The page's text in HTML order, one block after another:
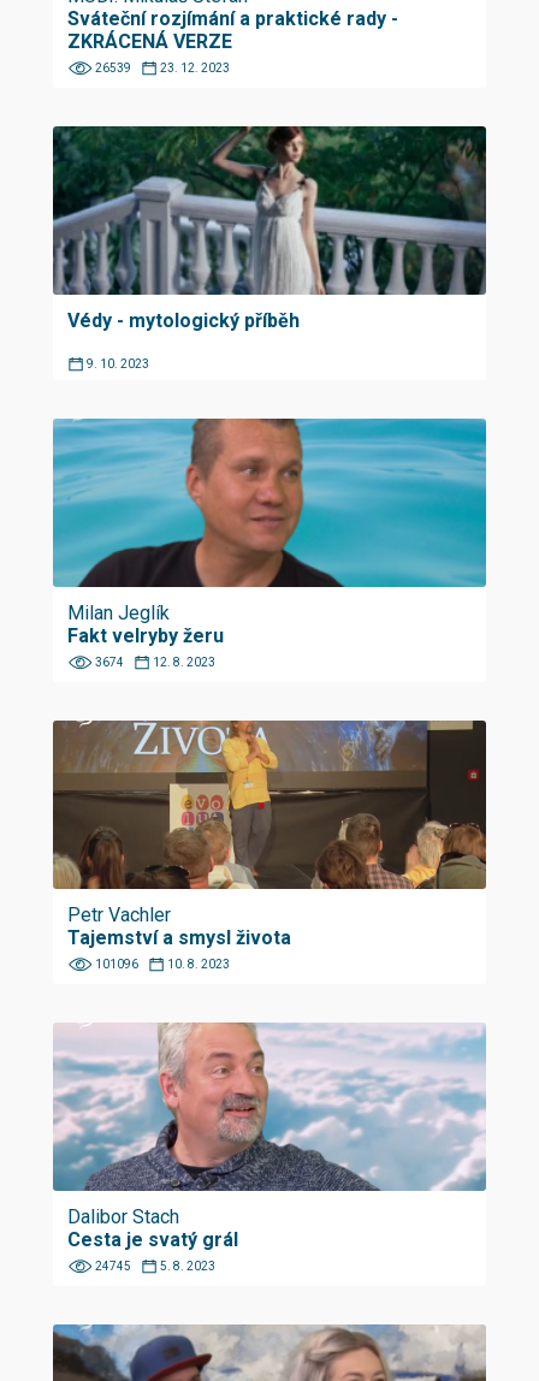
Sváteční rozjímání a praktické rady -
ZKRÁCENÁ VERZE
26539 23. 12. 2023
Védy - mytologický příběh
9. 10. 2023
Milan Jeglík
Fakt velryby žeru
3674 12. 8. 2023
Petr Vachler
Tajemství a smysl života
101096 10. 8. 2023
Dalibor Stach
Cesta je svatý grál
24745 5. 8. 2023